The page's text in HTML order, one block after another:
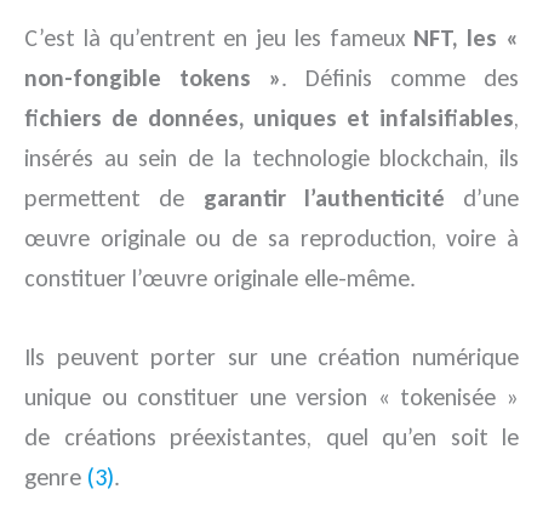
C’est là qu’entrent en jeu les fameux NFT, les «
non-fongible tokens ». Définis comme des
fichiers de données, uniques et infalsifiables,
insérés au sein de la technologie blockchain, ils
permettent de garantir l’authenticité d’une
œuvre originale ou de sa reproduction, voire à
constituer l’œuvre originale elle-même.
Ils peuvent porter sur une création numérique
unique ou constituer une version « tokenisée »
de créations préexistantes, quel qu’en soit le
genre (3).